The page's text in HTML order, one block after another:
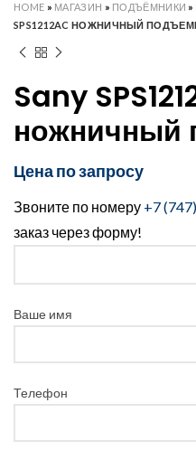
HOME » МАГАЗИН » ПОДЪЁМНИКИ »
SPS1212AC НОЖНИЧНЫЙ
Sany
ножничный
Цена по запросу
Звоните по номеру +7
заказ через форму!
Ваше имя
Телефон